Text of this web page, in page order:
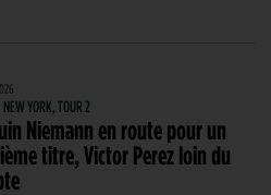
NEW YORK, TOUR 2
Niemann en route pour un
titre, Victor Perez loin du